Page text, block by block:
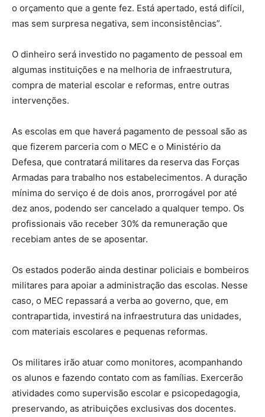
o orçamento que a gente fez. Está apertado, está difícil,
mas sem surpresa negativa, sem inconsistências”.
O dinheiro será investido no pagamento de pessoal em
algumas instituições e na melhoria de infraestrutura,
compra de material escolar e reformas, entre outras
intervenções.
As escolas em que haverá pagamento de pessoal são as
que fizerem parceria com o MEC e o Ministério da
Defesa, que contratará militares da reserva das Forças
Armadas para trabalho nos estabelecimentos. A duração
mínima do serviço é de dois anos, prorrogável por até
dez anos, podendo ser cancelado a qualquer tempo. Os
profissionais vão receber 30% da remuneração que
recebiam antes de se aposentar.
Os estados poderão ainda destinar policiais e bombeiros
militares para apoiar a administração das escolas. Nesse
caso, o MEC repassará a verba ao governo, que, em
contrapartida, investirá na infraestrutura das unidades,
com materiais escolares e pequenas reformas.
Os militares irão atuar como monitores, acompanhando
os alunos e fazendo contato com as famílias. Exercerão
atividades como supervisão escolar e psicopedagogia,
preservando, as atribuições exclusivas dos docentes.